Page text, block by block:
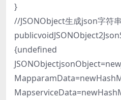
}
//JSONObject生成json字符串
{undefined